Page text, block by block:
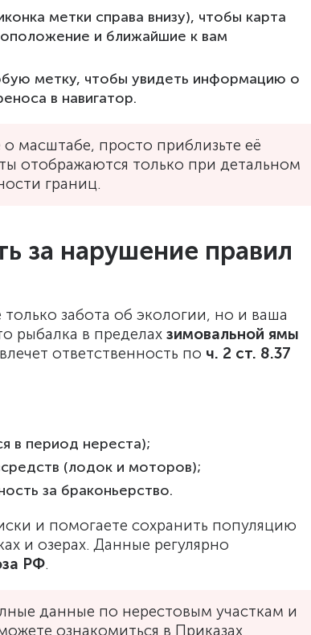
метки справа внизу), чтобы карта
и ближайшие к вам
метку, чтобы увидеть информацию о
в навигатор.
масштабе, просто приблизьте её
отображаются только при детальном
границ.
за нарушение правил
забота об экологии, но и ваша
рыбалка в пределах зимовальной ямы
ответственность по ч. 2 ст. 8.37
в период нереста);
(лодок и моторов);
за браконьерство.
и помогаете сохранить популяцию
и озерах. Данные регулярно
РФ.
данные по нерестовым участкам и
ознакомиться в Приказах